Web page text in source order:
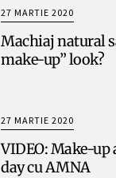
27 MARTIE 2020
Machiaj natural
make-up” look?
27 MARTIE 2020
VIDEO: Make-up
day cu AMNA